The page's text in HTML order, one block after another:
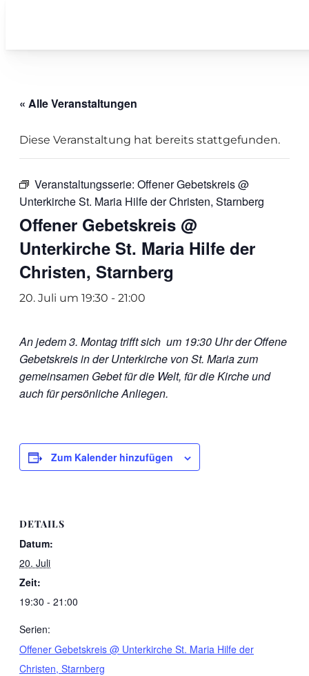
« Alle Veranstaltungen
Diese Veranstaltung hat bereits stattgefunden.
Veranstaltungsserie: Offener Gebetskreis @
Unterkirche St. Maria Hilfe der Christen, Starnberg
Offener Gebetskreis @
Unterkirche St. Maria Hilfe der
Christen, Starnberg
20. Juli um 19:30 - 21:00
An jedem 3. Montagtrifft sich um 19:30 Uhr der Offene
Gebetskreis in der Unterkirche von St. Maria zum
gemeinsamen Gebet für die Welt, für die Kirche und
auch für persönliche Anliegen.
Zum Kalender hinzufügen
DETAILS
Datum:
20. Juli
Zeit:
19:30 - 21:00
Serien:
Offener Gebetskreis @ Unterkirche St. Maria Hilfe der
Christen, Starnberg